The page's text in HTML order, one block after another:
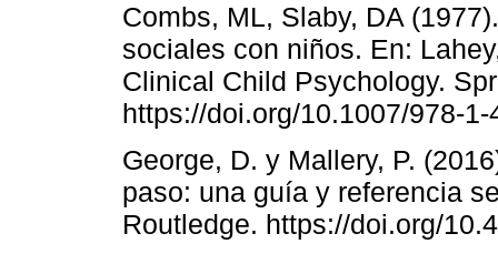
Combs, ML, Slaby, DA
sociales con niños. En:
Clinical Child Psychology.
https://doi.org/10.1007/978-
George, D. y Mallery, P.
paso: una guía y referencia
Routledge. https://doi.org/